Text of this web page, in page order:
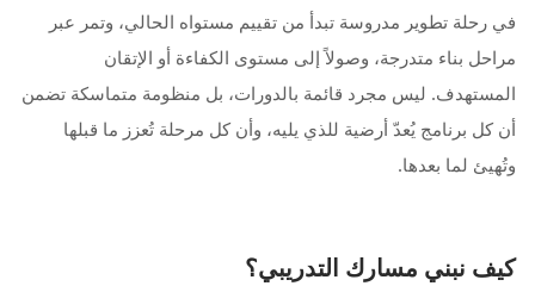
في رحلة تطوير مدروسة تبدأ من تقييم مستواه الحالي، وتمر عبر
مراحل بناء متدرجة، وصولاً إلى مستوى الكفاءة أو الإتقان
المستهدف. ليس مجرد قائمة بالدورات، بل منظومة متماسكة تضمن
أن كل برنامج يُعدّ أرضية للذي يليه، وأن كل مرحلة تُعزز ما قبلها
وتُهيئ لما بعدها.
كيف نبني مسارك التدريبي؟